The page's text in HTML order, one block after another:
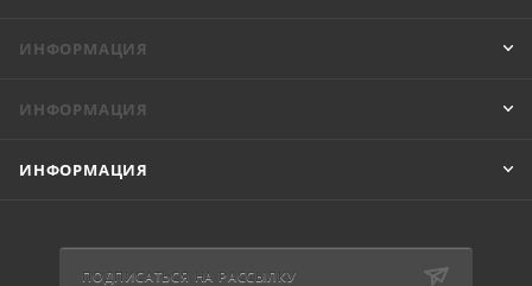
ИНФОРМАЦИЯ
ИНФОРМАЦИЯ
ИНФОРМАЦИЯ
ПОДПИСАТЬСЯ НА РАССЫЛКУ